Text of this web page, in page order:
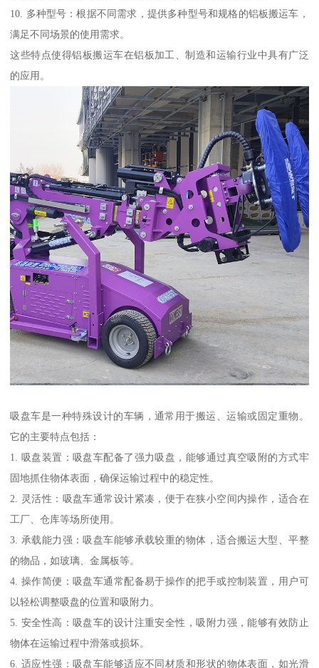
10. 多种型号：根据不同需求，提供多种型号和规格的铝板搬运车，
满足不同场景的使用需求。
这些特点使得铝板搬运车在铝板加工、制造和运输行业中具有广泛
的应用。
吸盘车是一种特殊设计的车辆，通常用于搬运、运输或固定重物。
它的主要特点包括：
1. 吸盘装置：吸盘车配备了强力吸盘，能够通过真空吸附的方式牢
固地抓住物体表面，确保运输过程中的稳定性。
2. 灵活性：吸盘车通常设计紧凑，便于在狭小空间内操作，适合在
工厂、仓库等场所使用。
3. 承载能力强：吸盘车能够承载较重的物体，适合搬运大型、平整
的物品，如玻璃、金属板等。
4. 操作简便：吸盘车通常配备易于操作的把手或控制装置，用户可
以轻松调整吸盘的位置和吸附力。
5. 安全性高：吸盘车的设计注重安全性，吸附力强，能够有效防止
物体在运输过程中滑落或损坏。
6. 适应性强：吸盘车能够适应不同材质和形状的物体表面，如光滑